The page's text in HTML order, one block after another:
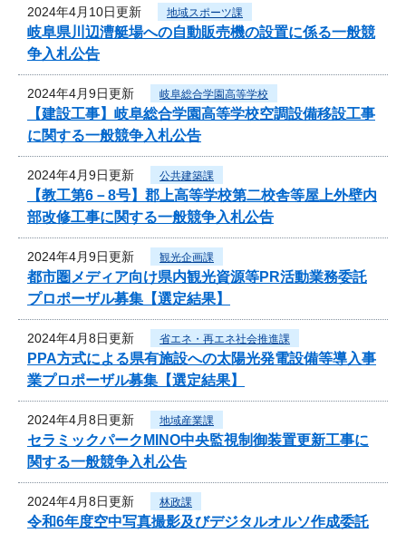
2024年4月10日更新 地域スポーツ課
岐阜県川辺漕艇場への自動販売機の設置に係る一般競
争入札公告
2024年4月9日更新 岐阜総合学園高等学校
【建設工事】岐阜総合学園高等学校空調設備移設工事
に関する一般競争入札公告
2024年4月9日更新 公共建築課
【教工第6－8号】郡上高等学校第二校舎等屋上外壁内
部改修工事に関する一般競争入札公告
2024年4月9日更新 観光企画課
都市圏メディア向け県内観光資源等PR活動業務委託
プロポーザル募集【選定結果】
2024年4月8日更新 省エネ・再エネ社会推進課
PPA方式による県有施設への太陽光発電設備等導入事
業プロポーザル募集【選定結果】
2024年4月8日更新 地域産業課
セラミックパークMINO中央監視制御装置更新工事に
関する一般競争入札公告
2024年4月8日更新 林政課
令和6年度空中写真撮影及びデジタルオルソ作成委託